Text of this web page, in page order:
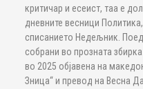
критичар и есеист, таа е
дневните весници
списанието Недељник.
собрани во прозната
во 2025 објавена на
Зница“ и превод на Весна